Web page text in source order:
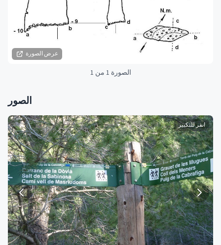
عرض الصورة
الصورة 1 من 1
الصور
انقر للتكبير